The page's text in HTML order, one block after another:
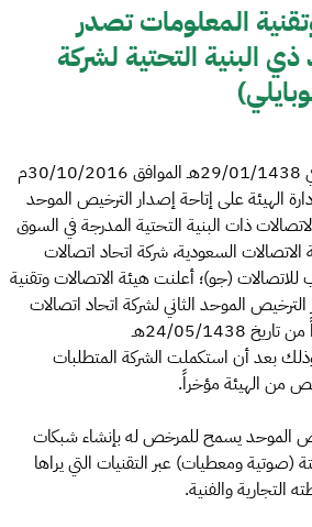
المعلومات تصدر
البنية التحتية لشركة
إلحاقاً لبيان الهيئة الصادر في 29/01/1438هـ الموافق 30/10/2016م
الهيئة على إتاحة إصدار الترخيص الموحد
ذات البنية التحتية المدرجة في السوق
السعودية، شركة اتحاد اتصالات
للاتصالات (جو)؛ أعلنت هيئة الاتصالات وتقنية
الموحد الثاني لشركة اتحاد اتصالات
(موبايلي) والذي يبدأ اعتباراً من تاريخ 24/05/1438هـ
02/2017م وذلك بعد أن استكملت الشركة المتطلبات
من الهيئة مؤخراً.
الموحد يسمح للمرخص له بإنشاء شبكات
(صوتية ومعطيات) عبر التقنيات التي يراها
والفنية.